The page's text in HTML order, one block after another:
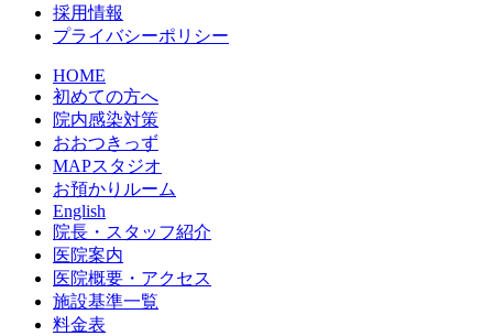
採用情報
プライバシーポリシー
HOME
初めての方へ
院内感染対策
おおつきっず
MAPスタジオ
お預かりルーム
English
院長・スタッフ紹介
医院案内
医院概要・アクセス
施設基準一覧
料金表